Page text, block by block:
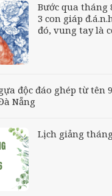
Bước qua tháng
3 con giáp
đó, vung tay là
độc đáo ghép từ tên
Nẵng
Lịch giảng tháng